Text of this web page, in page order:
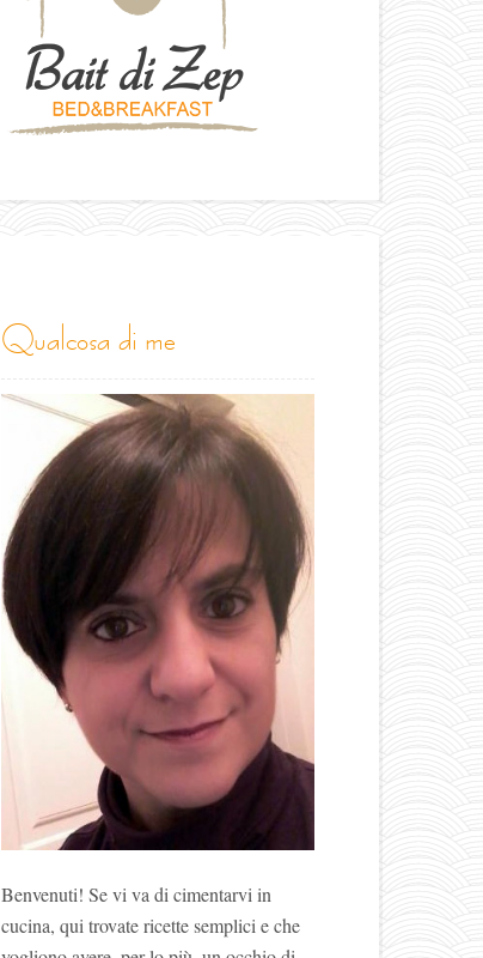
qualcosa di me
Benvenuti! Se vi va di cimentarvi in
cucina, qui trovate ricette semplici e che